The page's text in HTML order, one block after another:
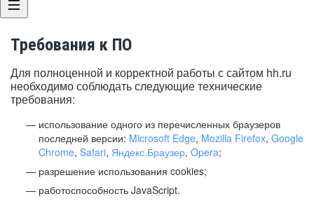
Требования к ПО
Для полноценной и корректной работы с сайтом hh.ru
необходимо соблюдать следующие технические
требования:
использование одного из перечисленных браузеров
последней версии: Microsoft Edge, Mozilla Firefox, Google
Chrome, Safari, Яндекс.Браузер, Opera;
разрешение использования cookies;
работоспособность JavaScript.